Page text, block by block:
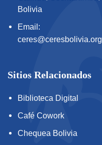
Bolivia
Email:
ceres@ceresbolivia.org
Sitios Relacionados
Biblioteca Digital
Café Cowork
Chequea Bolivia